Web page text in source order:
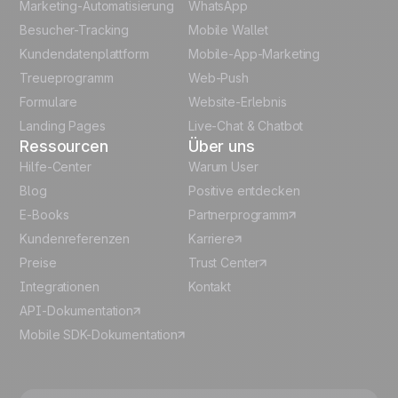
Polish
Español
Marketing-Automatisierung
Besucher-Tracking
Kundendatenplattform
Treueprogramm
Formulare
Landing Pages
WhatsApp
Mobile Wallet
Mobile-App-Marketing
Web-Push
Website-Erlebnis
Live-Chat & Chatbot
Ressourcen
Hilfe-Center
Blog
E-Books
Kundenreferenzen
Preise
Integrationen
API-Dokumentation
Mobile SDK-Dokumentation
Über uns
Warum User
Positive entdecken
Partnerprogramm
Karriere
Trust Center
Kontakt